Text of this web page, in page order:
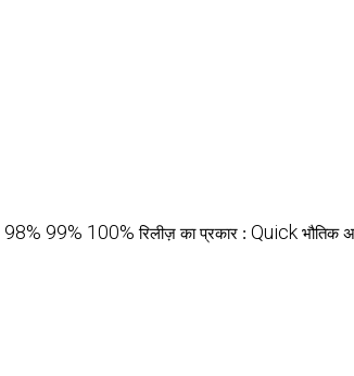
98% 99% 100% रिलीज़ का प्रकार : Quick भौतिक